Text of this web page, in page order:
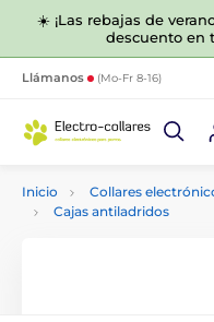
☀️ ¡Las rebajas de
descuento en
Llámanos (Mo-Fr 8-16)
Inicio Collares
Cajas antiladridos